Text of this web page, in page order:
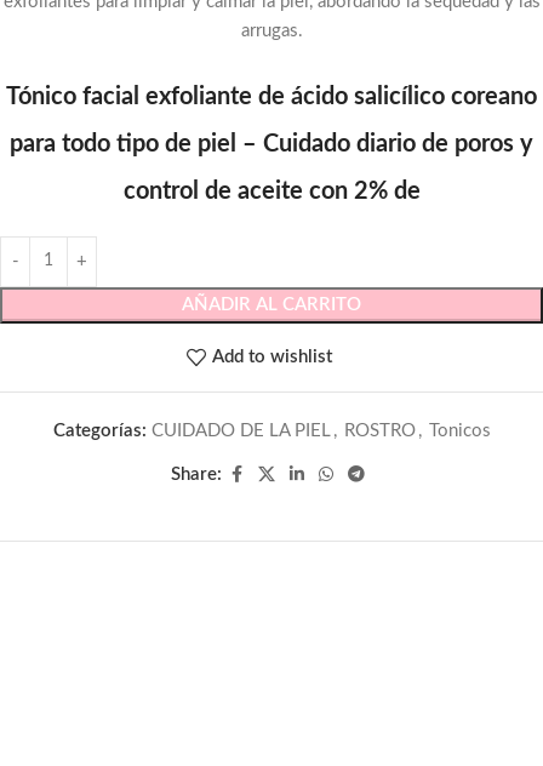
arrugas.
Tónico facial exfoliante de ácido salicílico coreano
para todo tipo de piel – Cuidado diario de poros y
control de aceite con 2% de
AÑADIR AL CARRITO
Add to wishlist
Categorías: CUIDADO DE LA PIEL , ROSTRO , Tonicos
Share: